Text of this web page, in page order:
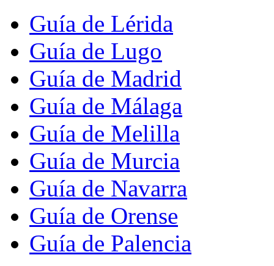
Guía de Lérida
Guía de Lugo
Guía de Madrid
Guía de Málaga
Guía de Melilla
Guía de Murcia
Guía de Navarra
Guía de Orense
Guía de Palencia